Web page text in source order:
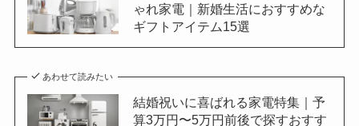
ゃれ家電｜新婚生活におすすめな
ギフトアイテム15選
あわせて読みたい
結婚祝いに喜ばれる家電特集｜予
算3万円〜5万円前後で探すおすす